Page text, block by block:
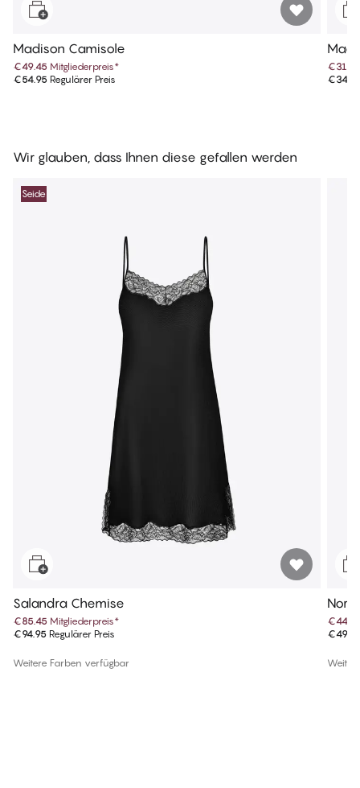
Madison Camisole
€49.45 Mitgliederpreis*
€54.95 Regulärer Preis
€31.45
Wir glauben, dass Ihnen diese gefallen werden
Seide
Salandra Chemise
€85.45 Mitgliederpreis*
€94.95 Regulärer Preis
Weitere Farben verfügbar
Nora